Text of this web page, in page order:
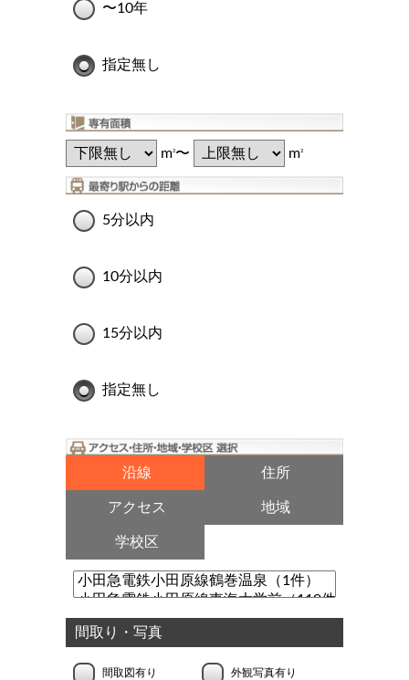
〜10年
指定無し
m2〜 m2
5分以内
10分以内
15分以内
指定無し
沿線 住所
アクセス 地域
学校区
間取り・写真
間取図有り 外観写真有り